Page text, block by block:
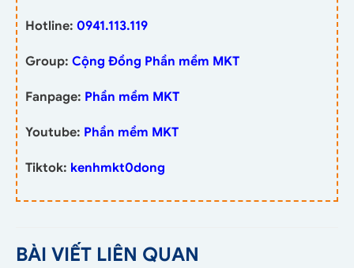
Hotline: 0941.113.119
Group: Cộng Đồng Phần mềm MKT
Fanpage: Phần mềm MKT
Youtube: Phần mềm MKT
Tiktok: kenhmkt0dong
BÀI VIẾT LIÊN QUAN